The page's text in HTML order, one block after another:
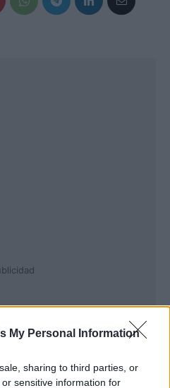
My Personal Information
sharing to third parties, or
sensitive information for